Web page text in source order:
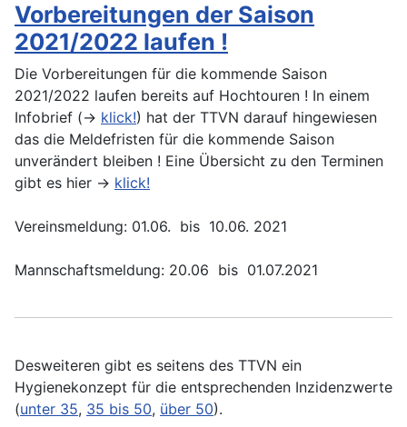
Vorbereitungen der Saison
2021/2022 laufen !
Die Vorbereitungen für die kommende Saison
2021/2022 laufen bereits auf Hochtouren ! In einem
Infobrief (-> klick!) hat der TTVN darauf hingewiesen
das die Meldefristen für die kommende Saison
unverändert bleiben ! Eine Übersicht zu den Terminen
gibt es hier -> klick!
Vereinsmeldung: 01.06. bis 10.06. 2021
Mannschaftsmeldung: 20.06 bis 01.07.2021
Desweiteren gibt es seitens des TTVN ein
Hygienekonzept für die entsprechenden Inzidenzwerte
(unter 35, 35 bis 50, über 50).